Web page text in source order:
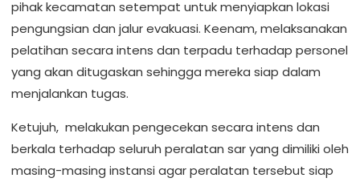
pihak kecamatan setempat untuk menyiapkan lokasi
pengungsian dan jalur evakuasi. Keenam, melaksanakan
pelatihan secara intens dan terpadu terhadap personel
yang akan ditugaskan sehingga mereka siap dalam
menjalankan tugas.
Ketujuh, melakukan pengecekan secara intens dan
berkala terhadap seluruh peralatan sar yang dimiliki oleh
masing-masing instansi agar peralatan tersebut siap